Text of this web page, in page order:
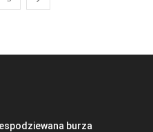
burza